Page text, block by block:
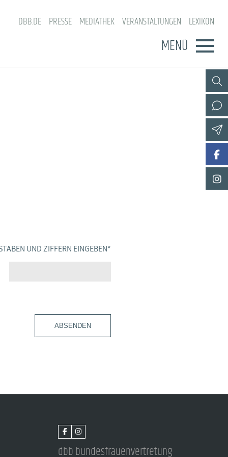
DBB.DE PRESSE MEDIATHEK VERANSTALTUNGEN LEXIKON
MENÜ
UND ZIFFERN EINGEBEN *
ABSENDEN
dbb bundesfrauenvertretung